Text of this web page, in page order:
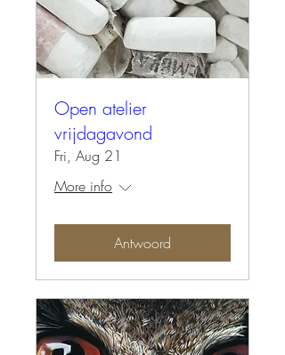
Open atelier
vrijdagavond
Fri, Aug 21
More info
Antwoord